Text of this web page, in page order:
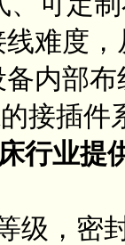
难度
内部
接插件
行业提
，密